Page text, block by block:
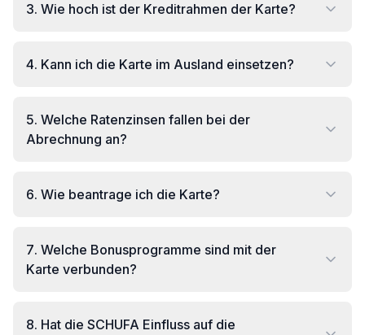
3. Wie hoch ist der Kreditrahmen der Karte?
4. Kann ich die Karte im Ausland einsetzen?
5. Welche Ratenzinsen fallen bei der
Abrechnung an?
6. Wie beantrage ich die Karte?
7. Welche Bonusprogramme sind mit der
Karte verbunden?
8. Hat die SCHUFA Einfluss auf die